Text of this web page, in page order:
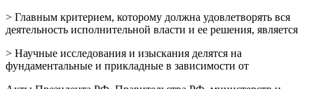
> Главным критерием, которому должна удовлетворять вся
деятельность исполнительной власти и ее решения, является
> Научные исследования и изыскания делятся на
фундаментальные и прикладные в зависимости от